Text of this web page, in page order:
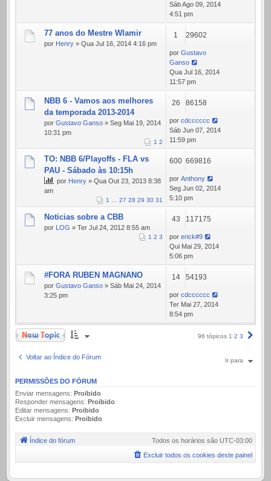
Sáb Ago 09, 2014
4:51 pm
77 anos do Mestre Wlamir
por Henry » Qua Jul 16, 2014 4:16 pm
1 29602
por Gustavo
Ganso
Qua Jul 16, 2014
11:57 pm
NBB 6 - Vamos aos melhores
da temporada 2013-2014
por Gustavo Ganso » Seg Mai 19, 2014
10:31 pm
1 2
26 86158
por cdcccccc
Sáb Jun 07, 2014
11:59 pm
TO: NBB 6/Playoffs - FLA vs
PAU - Sábado às 10:15h
por Henry » Qua Out 23, 2013 8:38
am
1 … 27 28 29 30 31
600 669816
por Anthony
Seg Jun 02, 2014
5:10 pm
Noticias sobre a CBB
por LOG » Ter Jul 24, 2012 8:55 am
1 2 3
43 117175
por erick#9
Qui Mai 29, 2014
5:06 pm
#FORA RUBEN MAGNANO
por Gustavo Ganso » Sáb Mai 24, 2014
3:25 pm
14 54193
por cdcccccc
Ter Mai 27, 2014
8:54 pm
Novo Tópico
96 tópicos 1 2 3
Voltar ao Índice do Fórum Ir para
PERMISSÕES DO FÓRUM
Enviar mensagens: Proibido
Responder mensagens: Proibido
Editar mensagens: Proibido
Excluir mensagens: Proibido
Índice do fórum Todos os horários são UTC-03:00
Excluir todos os cookies deste painel
.